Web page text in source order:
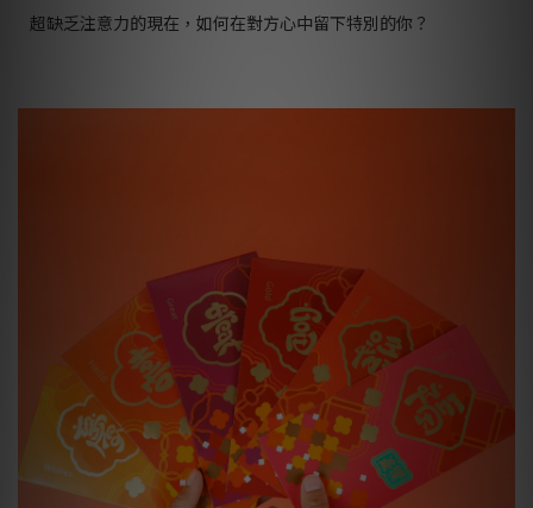
超缺乏注意力的現在，如何在對方心中留下特別的你？